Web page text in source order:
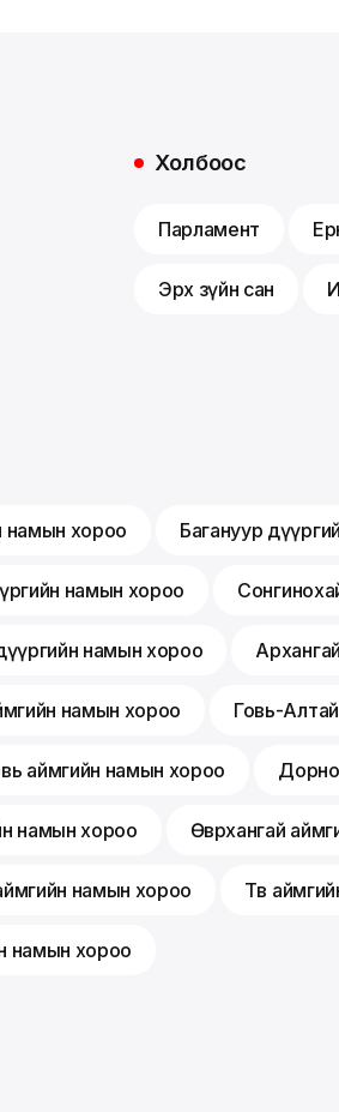
Холбоос
Парламент
Эрх зүйн сан
намын хороо Багануур
намын хороо
намын хороо
намын хороо Говь-
аймгийн намын хороо
намын хороо Өвөрхангай
намын хороо Төв
намын хороо